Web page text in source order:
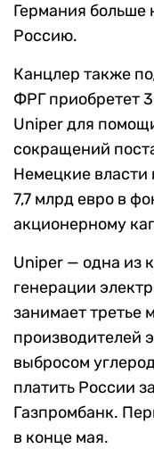
Германия больше
Россию.
Канцлер также
ФРГ приобретет
Uniper для
сокращений
Немецкие
7,7 млрд евро в
акционерному
Uniper — одна из
генерации
занимает третье
производителей
выбросом
платить России
Газпромбанк.
в конце мая.